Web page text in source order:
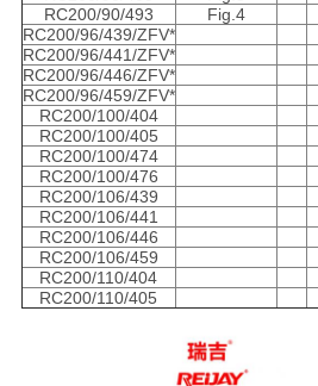
RC200/90/493
Fig.4
RC200/96/439/ZFV*
RC200/96/441/ZFV*
RC200/96/446/ZFV*
RC200/96/459/ZFV*
RC200/100/404
RC200/100/405
RC200/100/474
RC200/100/476
RC200/106/439
RC200/106/441
RC200/106/446
RC200/106/459
RC200/110/404
RC200/110/405